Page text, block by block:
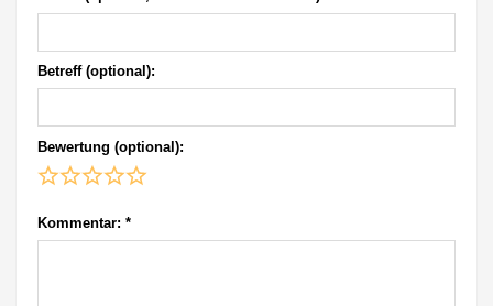
Betreff (optional):
Bewertung (optional):
Kommentar: *